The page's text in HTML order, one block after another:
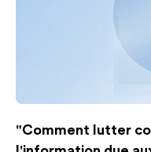
"Comment lutter